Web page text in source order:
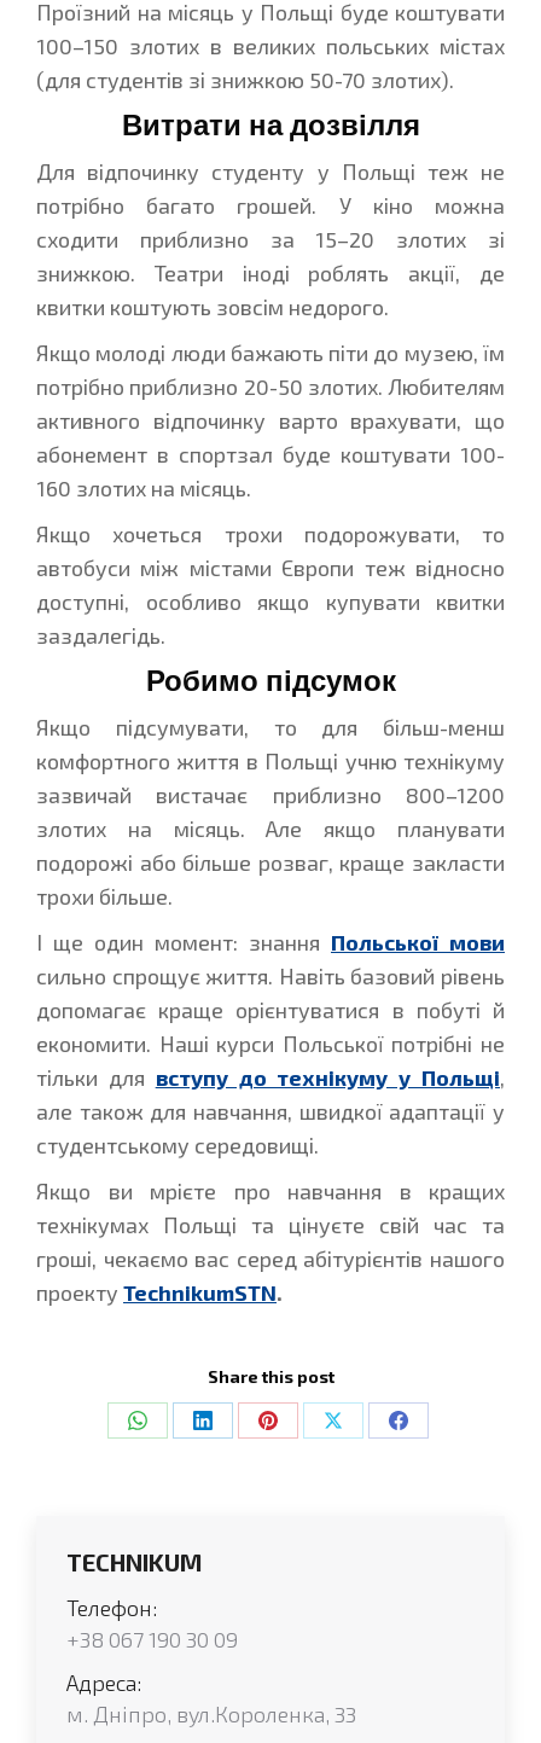
Проїзний на місяць у Польщі буде коштувати
100–150 злотих в великих польських містах
(для студентів зі знижкою 50-70 злотих).
Витрати на дозвілля
Для відпочинку студенту у Польщі теж не
потрібно багато грошей. У кіно можна
сходити приблизно за 15–20 злотих зі
знижкою. Театри іноді роблять акції, де
квитки коштують зовсім недорого.
Якщо молоді люди бажають піти до музею, їм
потрібно приблизно 20-50 злотих. Любителям
активного відпочинку варто врахувати, що
абонемент в спортзал буде коштувати 100-
160 злотих на місяць.
Якщо хочеться трохи подорожувати, то
автобуси між містами Європи теж відносно
доступні, особливо якщо купувати квитки
заздалегідь.
Робимо підсумок
Якщо підсумувати, то для більш-менш
комфортного життя в Польщі учню технікуму
зазвичай вистачає приблизно 800–1200
злотих на місяць. Але якщо планувати
подорожі або більше розваг, краще закласти
трохи більше.
І ще один момент: знання Польської мови
сильно спрощує життя. Навіть базовий рівень
допомагає краще орієнтуватися в побуті й
економити. Наші курси Польської потрібні не
тільки для вступу до технікуму у Польщі,
але також для навчання, швидкої адаптації у
студентському середовищі.
Якщо ви мрієте про навчання в кращих
технікумах Польщі та цінуєте свій час та
гроші, чекаємо вас серед абітурієнтів нашого
проекту TechnikumSTN.
Share this post
Share
Share
Share
Share
Share
TECHNIKUM
Телефон:
+38 067 190 30 09
Адреса:
м. Дніпро, вул.Короленка, 33